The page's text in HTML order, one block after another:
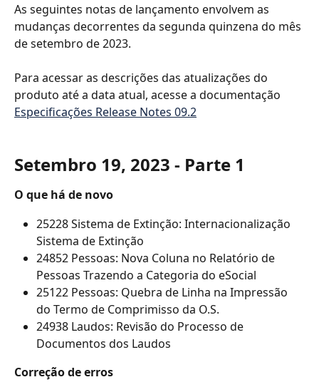
As seguintes notas de lançamento envolvem as
mudanças decorrentes da segunda quinzena do mês
de setembro de 2023.
Para acessar as descrições das atualizações do
produto até a data atual, acesse a documentação
Especificações Release Notes 09.2
Setembro 19, 2023 - Parte 1
O que há de novo
25228 Sistema de Extinção: Internacionalização
Sistema de Extinção
24852 Pessoas: Nova Coluna no Relatório de
Pessoas Trazendo a Categoria do eSocial
25122 Pessoas: Quebra de Linha na Impressão
do Termo de Comprimisso da O.S.
24938 Laudos: Revisão do Processo de
Documentos dos Laudos
Correção de erros